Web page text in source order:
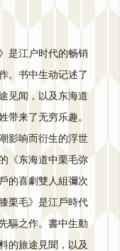
是江户时代的畅销
。书中生动记述了
见闻，以及东海道
带来了无穷乐趣。
影响而衍生的浮世
《东海道中栗毛弥
的喜劇雙人組彌次
栗毛》是江戶時代
驅之作。書中生動
的旅途見聞，以及